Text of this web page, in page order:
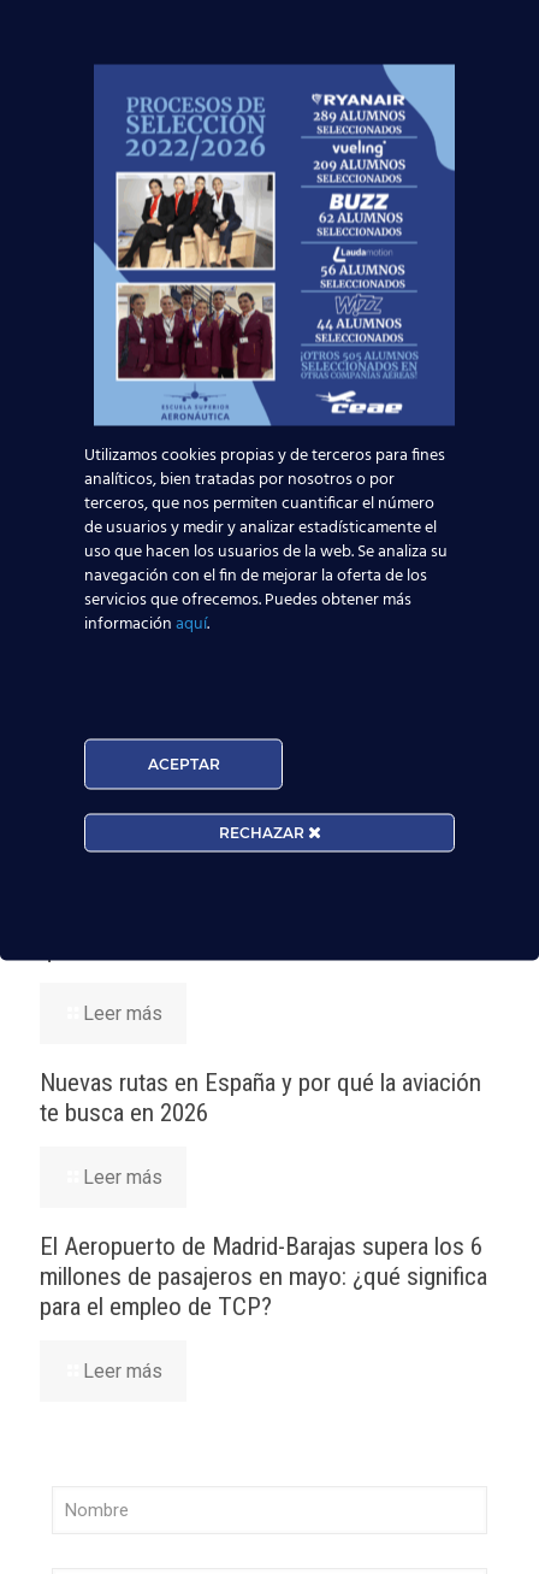
Acepto laPolítica de Privacidad
EUROCOLLEGE OXFORD ENGLISH INSTITUTE S.L.
le informa que tratará los datos personales que
facilite con la finalidad de gestionar su consulta y
darle respuesta. Puede ejercer sus derechos de
protección de datos a través del e-mail
escuelasuperioraeronautica.com. Para más
información, por favor, consulte nuestraPolítica de
Privacidad.
¡No dejesvolaresta oportunidad de
Noticias Relacionadas
Leer más
Nuevas rutas en España y por qué la aviación
te busca en 2026
Leer más
El Aeropuerto de Madrid-Barajas supera los 6
millones de pasajeros en mayo: ¿qué significa
para el empleo de TCP?
Leer más
Utilizamos cookies propias y de terceros para fines
analíticos, bien tratadas por nosotros o por
terceros, que nos permiten cuantificar el número
de usuarios y medir y analizar estadísticamente el
uso que hacen los usuarios de la web. Se analiza su
navegación con el fin de mejorar la oferta de los
servicios que ofrecemos. Puedes obtener más
informaciónaquí.
ACEPTAR
RECHAZAR